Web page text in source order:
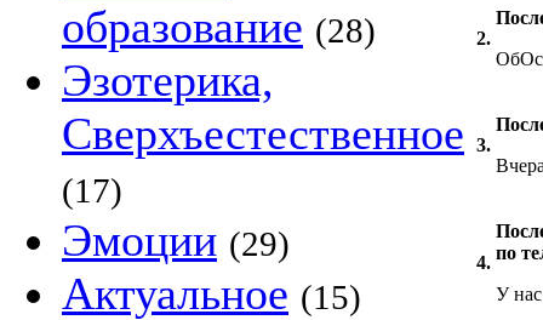
образование (28)
Эзотерика,
Сверхъестественное
(17)
Эмоции (29)
Актуальное (15)
2.
ОбОс
3.
4. по
У